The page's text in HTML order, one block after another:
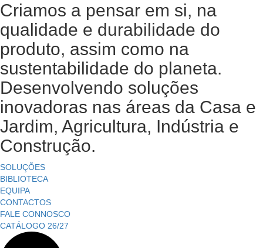
Criamos a pensar em si, na
qualidade e durabilidade do
produto, assim como na
sustentabilidade do planeta.
Desenvolvendo soluções
inovadoras nas áreas da Casa e
Jardim, Agricultura, Indústria e
Construção.
SOLUÇÕES
BIBLIOTECA
EQUIPA
CONTACTOS
FALE CONNOSCO
CATÁLOGO 26/27